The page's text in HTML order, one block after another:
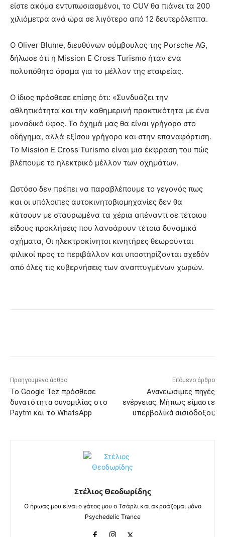
είστε ακόμα εντυπωσιασμένοι, το CUV θα πιάνει τα 200
χιλιόμετρα ανά ώρα σε λιγότερο από 12 δευτερόλεπτα.
Ο Oliver Blume, διευθύνων σύμβουλος της Porsche AG,
δήλωσε ότι η Mission E Cross Turismo ήταν ένα
πολυπόθητο όραμα για το μέλλον της εταιρείας.
Ο ίδιος πρόσθεσε επίσης ότι: «Συνδυάζει την
αθλητικότητα και την καθημερινή πρακτικότητα με ένα
μοναδικό ύφος. Το όχημά μας θα είναι γρήγορο στο
οδήγημα, αλλά εξίσου γρήγορο και στην επαναφόρτιση.
Το Mission E Cross Turismo είναι μια έκφραση του πώς
βλέπουμε το ηλεκτρικό μέλλον των οχημάτων.
Ωστόσο δεν πρέπει να παραβλέπουμε το γεγονός πως
και οι υπόλοιπες αυτοκινητοβιομηχανίες δεν θα
κάτσουν με σταυρωμένα τα χέρια απέναντι σε τέτοιου
είδους προκλήσεις που λανσάρουν τέτοια δυναμικά
οχήματα, Οι ηλεκτροκίνητοι κινητήρες θεωρούνται
φιλικοί προς το περιβάλλον και υποστηρίζονται σχεδόν
από όλες τις κυβερνήσεις των αναπτυγμένων χωρών.
Προηγούμενο άρθρο
Το Google Tez πρόσθεσε
δυνατότητα συνομιλίας στο
Paytm και το WhatsApp
Επόμενο άρθρο
Ανανεώσιμες πηγές
ενέργειας: Μήπως είμαστε
υπερβολικά αισιόδοξοι;
Στέλιος Θεοδωρίδης
Ο ήρωας μου είναι ο γάτος μου ο Τσάρλι και ακροάζομαι μόνο
Psychedelic Trance